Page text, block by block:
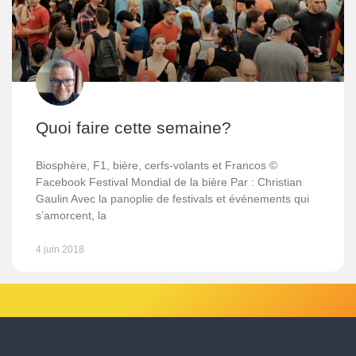
Quoi faire cette semaine?
Biosphère, F1, bière, cerfs-volants et Francos ©
Facebook Festival Mondial de la bière Par : Christian
Gaulin Avec la panoplie de festivals et événements qui
s’amorcent, la
4 juin 2018